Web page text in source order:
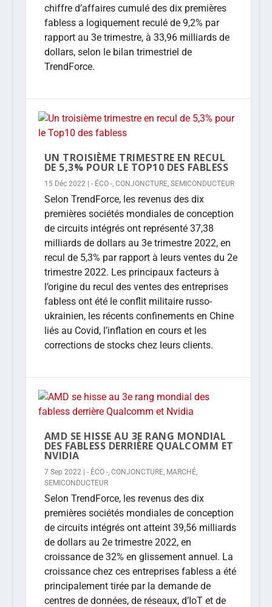
chiffre d’affaires cumulé des dix premières
fabless a logiquement reculé de 9,2% par
rapport au 3e trimestre, à 33,96 milliards de
dollars, selon le bilan trimestriel de
TrendForce.
UN TROISIÈME TRIMESTRE EN RECUL
DE 5,3% POUR LE TOP10 DES FABLESS
15 Déc 2022| - ÉCO -, CONJONCTURE, SEMICONDUCTEUR
Selon TrendForce, les revenus des dix
premières sociétés mondiales de conception
de circuits intégrés ont représenté 37,38
milliards de dollars au 3e trimestre 2022, en
recul de 5,3% par rapport à leurs ventes du 2e
trimestre 2022. Les principaux facteurs à
l’origine du recul des ventes des entreprises
fabless ont été le conflit militaire russo-
ukrainien, les récents confinements en Chine
liés au Covid, l’inflation en cours et les
corrections de stocks chez leurs clients.
AMD SE HISSE AU 3E RANG MONDIAL
DES FABLESS DERRIÈRE QUALCOMM ET
NVIDIA
7 Sep 2022| - ÉCO -, CONJONCTURE, MARCHÉ,
SEMICONDUCTEUR
Selon TrendForce, les revenus des dix
premières sociétés mondiales de conception
de circuits intégrés ont atteint 39,56 milliards
de dollars au 2e trimestre 2022, en
croissance de 32% en glissement annuel. La
croissance chez ces entreprises fabless a été
principalement tirée par la demande de
centres de données, de réseaux, d’IoT et de